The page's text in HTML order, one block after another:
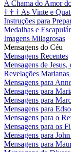
A Chama do Amor
† † † As Vinte e
Instruções para
Medalhas e
Imagens Milagrosas
Mensagens do Céu
Mensagens Recentes
Mensagens de
Revelações
Mensagens para
Mensagens para
Mensagens para
Mensagens para
Mensagens para o
Mensagens para os
Mensagens para
Mensagens para